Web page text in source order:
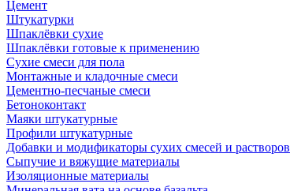
Цемент
Штукатурки
Шпаклёвки сухие
Шпаклёвки готовые к применению
Сухие смеси для пола
Монтажные и кладочные смеси
Цементно-песчаные смеси
Бетоноконтакт
Маяки штукатурные
Профили штукатурные
Добавки и модификаторы сухих смесей и растворов
Сыпучие и вяжущие материалы
Изоляционные материалы